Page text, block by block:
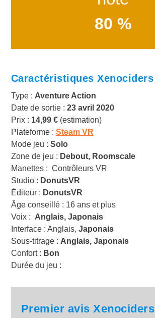
80 %
Caractéristiques Xenociders
Type : Aventure Action
Date de sortie : 23 avril 2020
Prix : 14,99 € (estimation)
Plateforme : Steam VR
Mode jeu : Solo
Zone de jeu : Debout, Roomscale
Manettes : Contrôleurs VR
Studio : DonutsVR
Éditeur : DonutsVR
Âge conseillé : 16 ans et plus
Voix : Anglais, Japonais
Interface : Anglais, Japonais
Sous-titrage : Anglais, Japonais
Confort : Bon
Durée du jeu :
Premier avis Xenociders